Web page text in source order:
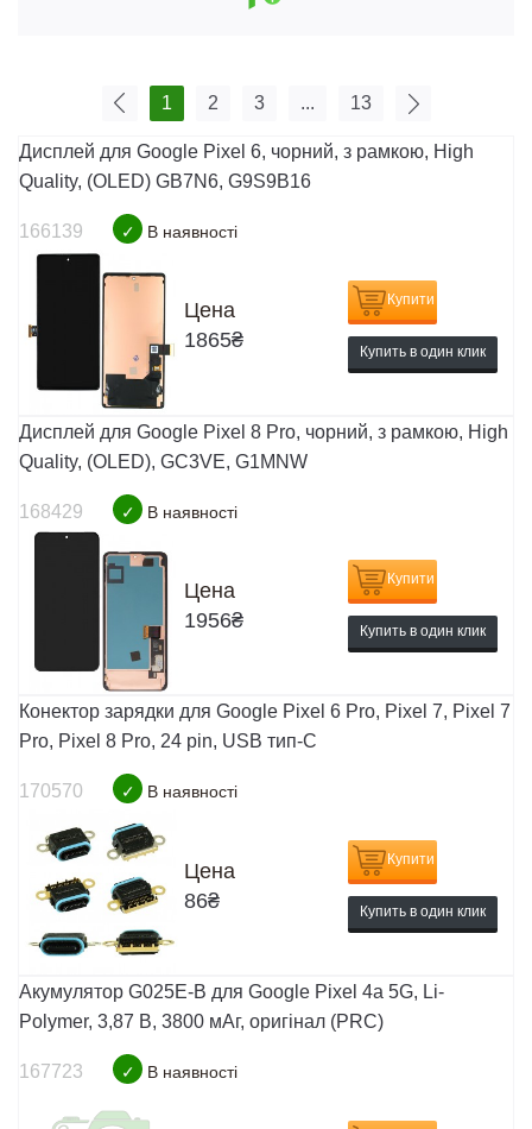
1 2 3 ... 13
Дисплей для Google Pixel 6, чорний, з рамкою, High
Quality, (OLED) GB7N6, G9S9B16
166139 ✓ В наявності
Цена
1865₴
Купити
Купить в один клик
Дисплей для Google Pixel 8 Pro, чорний, з рамкою, High
Quality, (OLED), GC3VE, G1MNW
168429 ✓ В наявності
Цена
1956₴
Купити
Купить в один клик
Конектор зарядки для Google Pixel 6 Pro, Pixel 7, Pixel 7
Pro, Pixel 8 Pro, 24 pin, USB тип-C
170570 ✓ В наявності
Цена
86₴
Купити
Купить в один клик
Акумулятор G025E-B для Google Pixel 4a 5G, Li-
Polymer, 3,87 B, 3800 мАг, оригінал (PRC)
167723 ✓ В наявності